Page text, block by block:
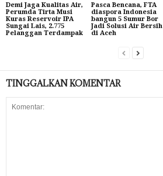
Demi Jaga Kualitas Air,
Perumda Tirta Musi
Kuras Reservoir IPA
Sungai Lais, 2.775
Pelanggan Terdampak
Pasca Bencana, FTA
diaspora Indonesia
bangun 5 Sumur Bor
Jadi Solusi Air Bersih
di Aceh
TINGGALKAN KOMENTAR